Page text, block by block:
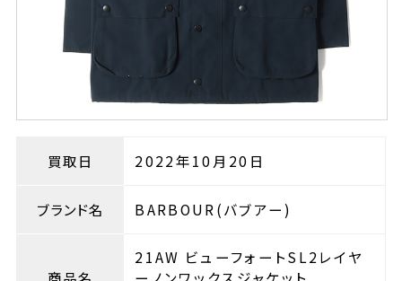
買取日 2022年10月20日
ブランド名 BARBOUR(バブアー)
21AW ビューフォートSL2レイヤ